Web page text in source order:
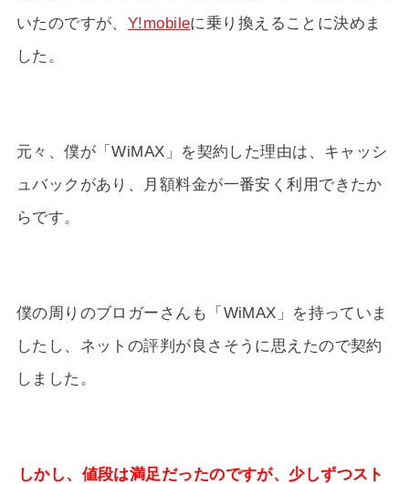
いたのですが、 Y!mobileに乗り換えることに決めま
した。
元々、僕が「WiMAX」を契約した理由は、キャッシ
ュバックがあり、月額料金が一番安く利用できたか
らです。
僕の周りのブロガーさんも「WiMAX」を持っていま
したし、ネットの評判が良さそうに思えたので契約
しました。
しかし、値段は満足だったのですが、少しずつスト